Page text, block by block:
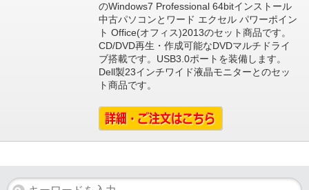
のWindows7 Professional 64bitインストール
中古パソコンとワード エクセル パワーポイン
ト Office(オフィス)2013のセット商品です。
CD/DVD再生・作成可能なDVDマルチドライ
ブ搭載です。USB3.0ポートを装備します。
Dell製23インチワイド液晶モニターとのセッ
ト商品です。